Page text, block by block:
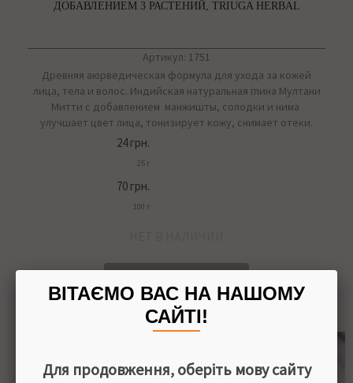
ДОБАВЛЕНИЕМ 3 РАСТЕНИЙ, TRIUGA HERBAL
Артикул: 1751
Древняя аюрведическая формула для ухода за кожей
лица, тела и волос. Индийская натуральная глина Мултани
Митти с добавлением манжишты, солодки и нима
улучшает цвет лица, тонизирует кожу, снимает отеки.
24 грн.
25 г
70 грн.
100 г
ВІТАЄМО ВАС НА НАШОМУ
САЙТІ!
Для продовження, оберіть мову сайту